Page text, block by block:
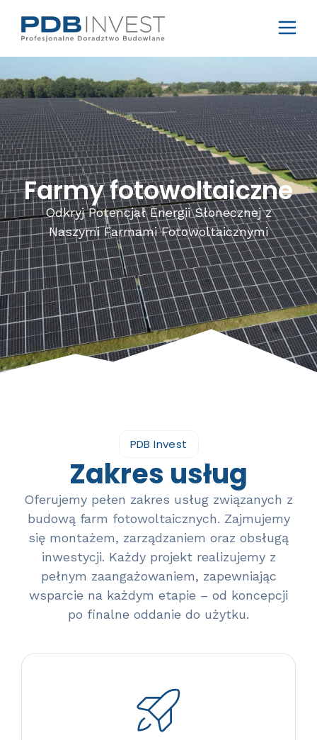
Farmy fotowoltaiczne
Odkryj Potencjał Energii Słonecznej z
Naszymi Farmami Fotowoltaicznymi
PDB Invest
Zakres usług
Oferujemy pełen zakres usług związanych z
budową farm fotowoltaicznych. Zajmujemy
się montażem, zarządzaniem oraz obsługą
inwestycji. Każdy projekt realizujemy z
pełnym zaangażowaniem, zapewniając
wsparcie na każdym etapie – od koncepcji
po finalne oddanie do użytku.